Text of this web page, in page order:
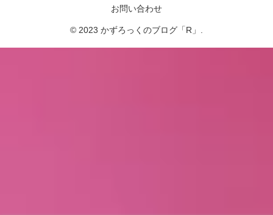
お問い合わせ
© 2023 かずろっくのブログ「R」.